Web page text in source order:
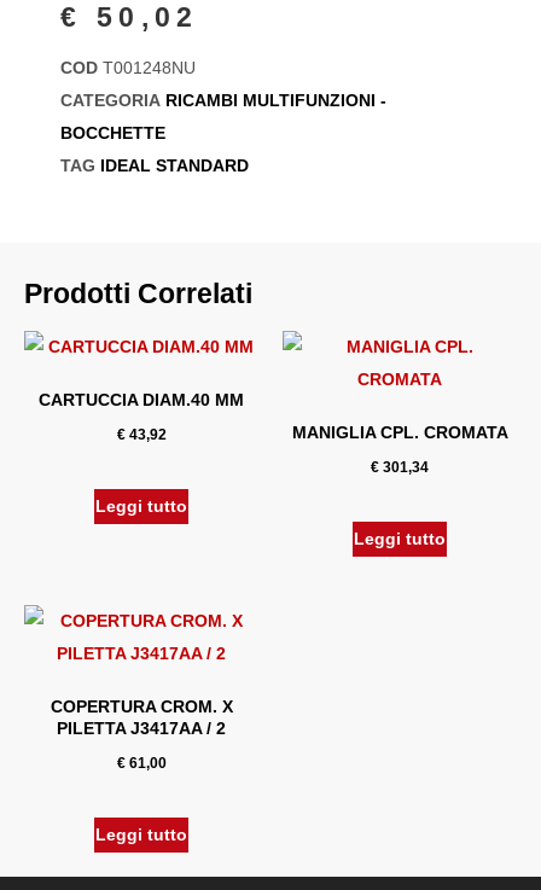
€ 50,02
COD T001248NU
CATEGORIA RICAMBI MULTIFUNZIONI -
BOCCHETTE
TAG IDEAL STANDARD
Prodotti Correlati
CARTUCCIA DIAM.40 MM
€43,92
Leggi tutto
MANIGLIA CPL. CROMATA
€ 301,34
Leggi tutto
COPERTURA CROM. X
PILETTA J3417AA / 2
€61,00
Leggi tutto